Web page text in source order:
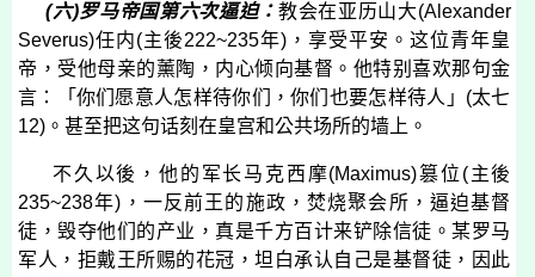
(六)罗马帝国第六次逼迫： 教会在亚历山大(Alexander
Severus)任内(主後222~235年) ，享受平安。这位青年皇
帝，受他母亲的薰陶，内心倾向基督。他特别喜欢那句金
言：「你们愿意人怎样待你们，你们也要怎样待人」 (太七
12) 。甚至把这句话刻在皇宫和公共场所的墙上。
不久以後，他的军长马克西摩(Maximus)篡位 (主後
235~238年) ，一反前王的施政，焚烧聚会所，逼迫基督
徒，毁夺他们的产业，真是千方百计来铲除信徒。某罗马
军人，拒戴王所赐的花冠，坦白承认自己是基督徒，因此